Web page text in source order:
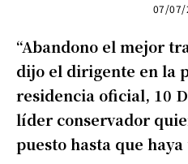
07/07/
“Abandono el mejor
dijo el dirigente en la
residencia oficial, 10
líder conservador
puesto hasta que